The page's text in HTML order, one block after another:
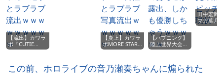
【流出】カワラ
ボ『CUTIE
STREET』メン
選手とラブラブ
流出ｗｗｗｗｗ
【炎上】カワラ
ボMORE STAR
遠藤まりん(18
性とラブラブ写
真流出ｗｗｗｗ
【ハプニング】
陸上世界大会
で、男子ハード
が露出、しかも
優勝しちゃうｗ
田中宏武
マガ葉月
あ“ツー
この前、ホロライブの音乃瀬奏ちゃんに煽られた